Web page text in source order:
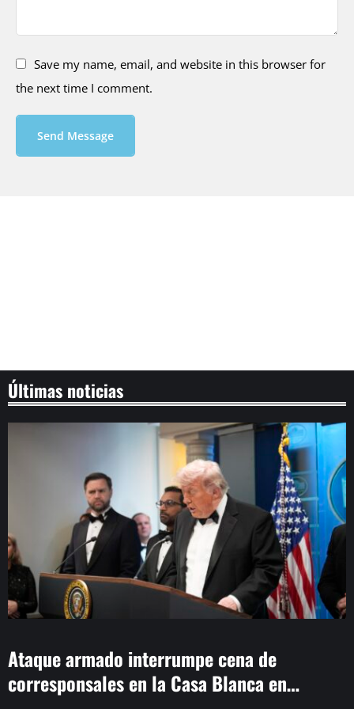
Save my name, email, and website in this browser for
the next time I comment.
Send Message
Últimas noticias
Ataque armado interrumpe cena de
corresponsales en la Casa Blanca en